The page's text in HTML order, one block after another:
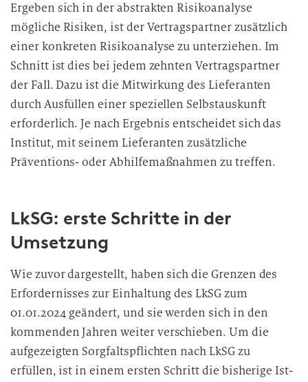
Ergeben sich in der abstrakten Risikoanalyse
mögliche Risiken, ist der Vertragspartner zusätzlich
einer konkreten Risikoanalyse zu unterziehen. Im
Schnitt ist dies bei jedem zehnten Vertragspartner
der Fall. Dazu ist die Mitwirkung des Lieferanten
durch Ausfüllen einer speziellen Selbstauskunft
erforderlich. Je nach Ergebnis entscheidet sich das
Institut, mit seinem Lieferanten zusätzliche
Präventions- oder Abhilfemaßnahmen zu treffen.
LkSG: erste Schritte in der
Umsetzung
Wie zuvor dargestellt, haben sich die Grenzen des
Erfordernisses zur Einhaltung des LkSG zum
01.01.2024 geändert, und sie werden sich in den
kommenden Jahren weiter verschieben. Um die
aufgezeigten Sorgfaltspflichten nach LkSG zu
erfüllen, ist in einem ersten Schritt die bisherige Ist-